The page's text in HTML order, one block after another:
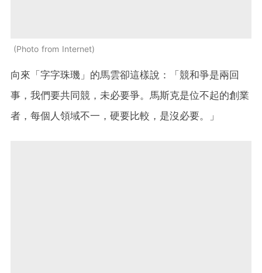
Photo from Internet
向來「字字珠璣」的馬雲卻這樣說：「競和爭是兩回
事，我們要共同競，未必要爭。馬斯克是位不起的創業
者，每個人領域不一，硬要比較，是沒必要。」